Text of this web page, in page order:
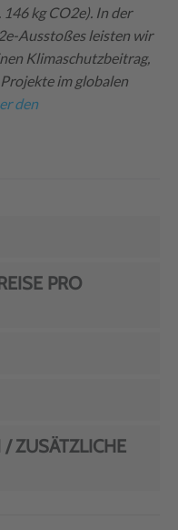
146 kg CO2e). In der
Ausstoßes leisten wir
Klimaschutzbeitrag,
im globalen
den
PRO
ZUSÄTZLICHE